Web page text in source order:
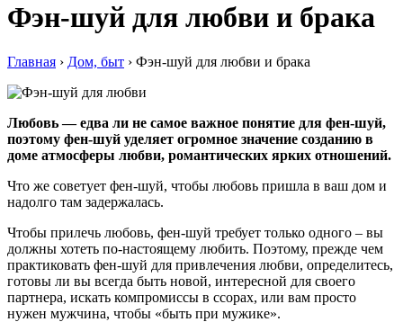
Фэн-шуй для любви и брака
Главная › Дом, быт › Фэн-шуй для любви и брака
Любовь — едва ли не самое важное понятие для фен-шуй,
поэтому фен-шуй уделяет огромное значение созданию в
доме атмосферы любви, романтических ярких отношений.
Что же советует фен-шуй, чтобы любовь пришла в ваш дом и
надолго там задержалась.
Чтобы прилечь любовь, фен-шуй требует только одного – вы
должны хотеть по-настоящему любить. Поэтому, прежде чем
практиковать фен-шуй для привлечения любви, определитесь,
готовы ли вы всегда быть новой, интересной для своего
партнера, искать компромиссы в ссорах, или вам просто
нужен мужчина, чтобы «быть при мужике».